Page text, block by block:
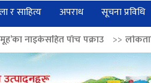
र साहित्य अपराध सूचना प्रविधि
पक्राउ >>लोकतान्त्रिक मूल्य सुदृढ